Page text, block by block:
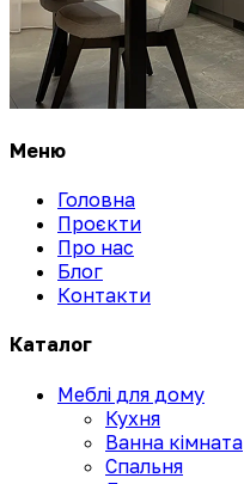
Меню
Головна
Проєкти
Про нас
Блог
Контакти
Каталог
Меблі для дому
Кухня
Ванна кімната
Спальня